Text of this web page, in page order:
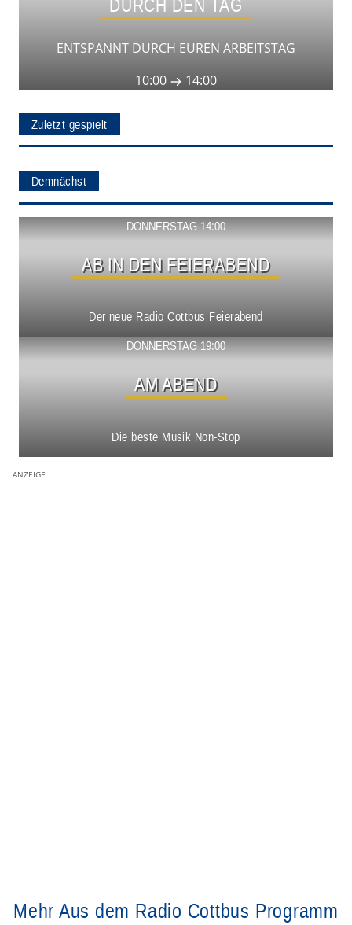
DURCH DEN TAG
ENTSPANNT DURCH EUREN ARBEITSTAG
10:00
14:00
Zuletzt gespielt
Demnächst
DONNERSTAG 14:00
AB IN DEN FEIERABEND
Der neue Radio Cottbus Feierabend
Show ansehen
DONNERSTAG 19:00
AM ABEND
Die beste Musik Non-Stop
Show ansehen
Mehr Aus dem Radio Cottbus Programm